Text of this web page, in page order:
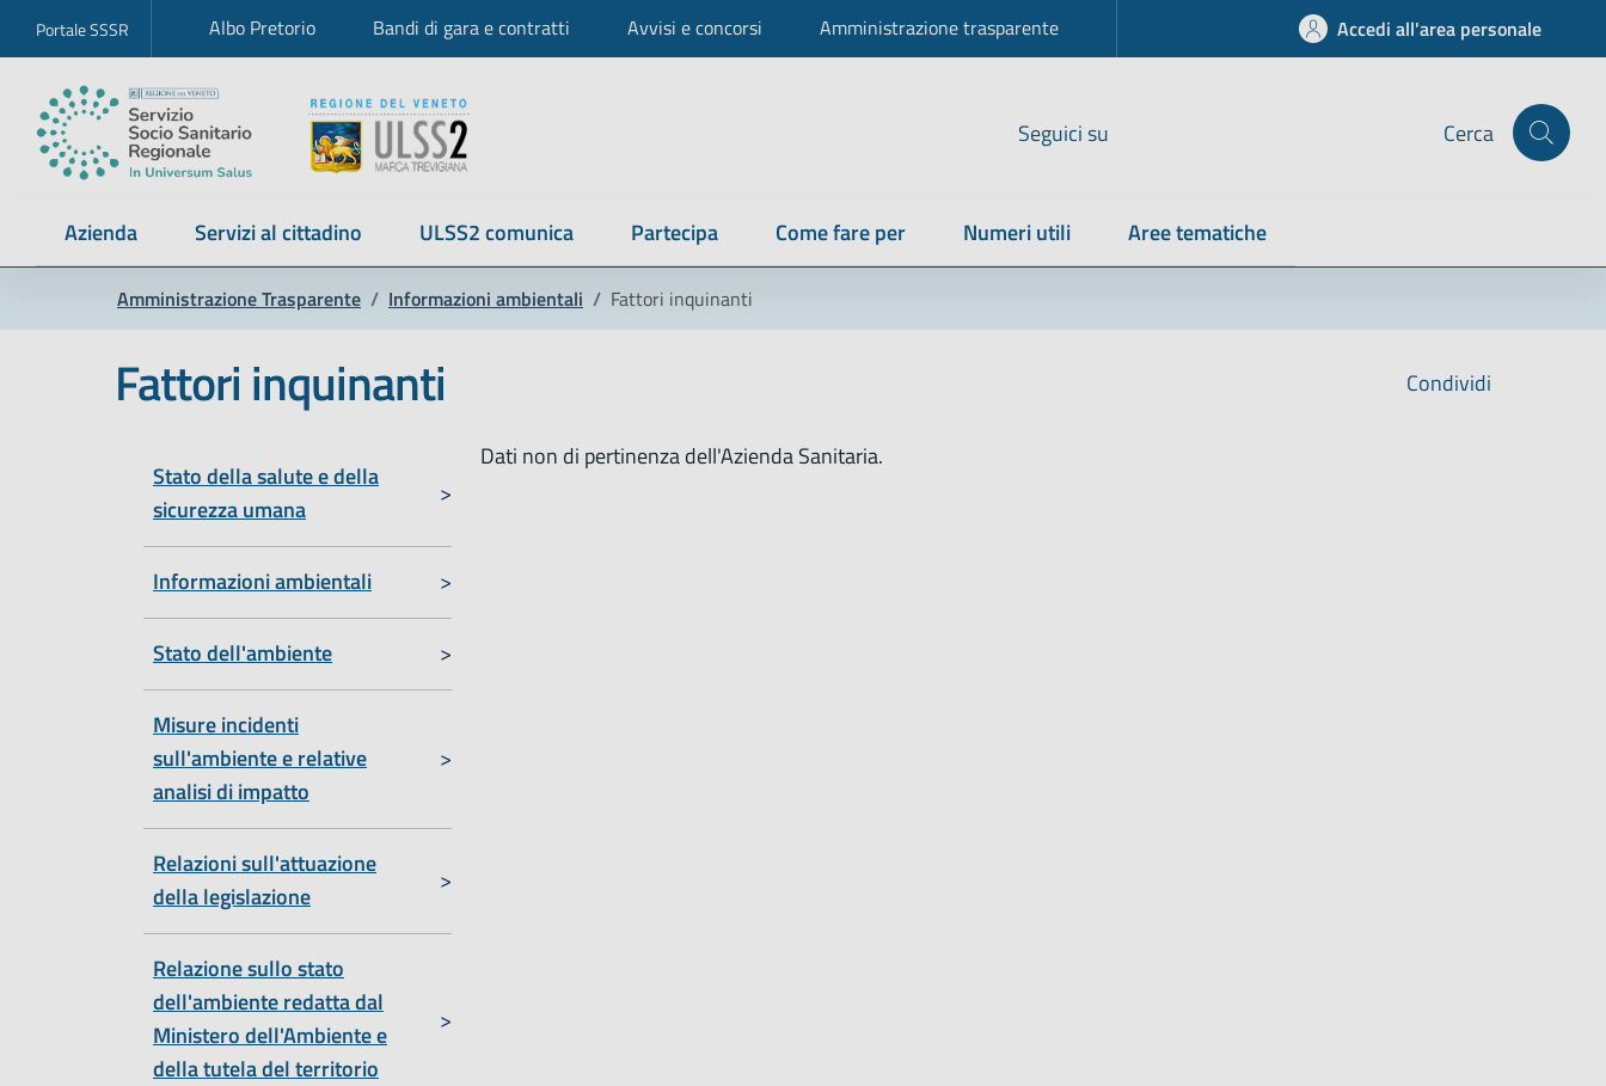
Portale SSSR Albo Pretorio Bandi di gara e contratti Avvisi e concorsi Amministrazione trasparente Accedi all'area personale
Seguici su Cerca
Azienda Servizi al cittadino ULSS2 comunica Partecipa Come fare per Numeri utili Aree tematiche
Amministrazione Trasparente / Informazioni ambientali / Fattori inquinanti
Condividi
Fattori inquinanti
Stato della salute e della
sicurezza umana
Informazioni ambientali
Stato dell'ambiente
Misure incidenti
sull'ambiente e relative
analisi di impatto
Relazioni sull'attuazione
della legislazione
Relazione sullo stato
dell'ambiente redatta dal
Ministero dell'Ambiente e
della tutela del territorio
Dati non di pertinenza dell'Azienda Sanitaria.